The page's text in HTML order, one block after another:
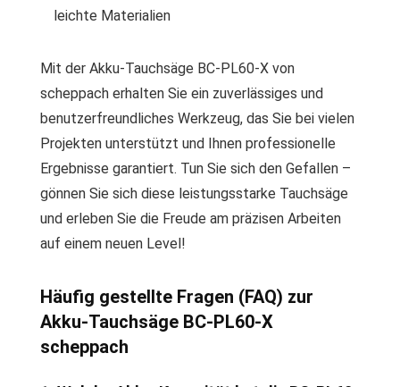
leichte Materialien
Mit der Akku-Tauchsäge BC-PL60-X von
scheppach erhalten Sie ein zuverlässiges und
benutzerfreundliches Werkzeug, das Sie bei vielen
Projekten unterstützt und Ihnen professionelle
Ergebnisse garantiert. Tun Sie sich den Gefallen –
gönnen Sie sich diese leistungsstarke Tauchsäge
und erleben Sie die Freude am präzisen Arbeiten
auf einem neuen Level!
Häufig gestellte Fragen (FAQ) zur
Akku-Tauchsäge BC-PL60-X
scheppach